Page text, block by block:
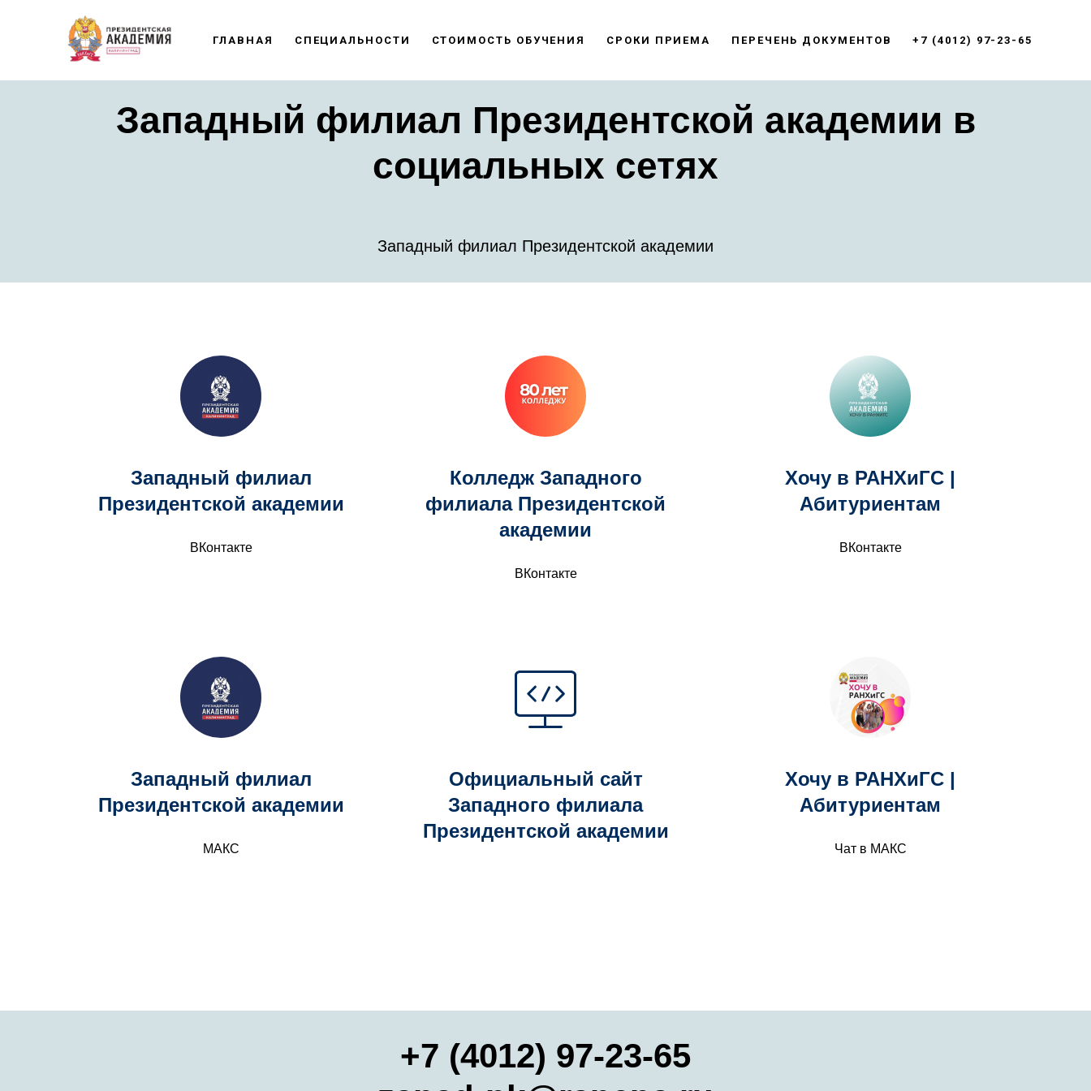
ГЛАВНАЯ СПЕЦИАЛЬНОСТИ СТОИМОСТЬ ОБУЧЕНИЯ СРОКИ ПРИЕМА ПЕРЕЧЕНЬ ДОКУМЕНТОВ +7 (4012) 97-23-65
Западный филиал Президентской академии в
социальных сетях
Западный филиал Президентской академии
Западный филиал
Президентской академии
ВКонтакте
Колледж Западного
филиала Президентской
академии
ВКонтакте
Хочу в РАНХиГС |
Абитуриентам
ВКонтакте
Западный филиал
Президентской академии
МАКС
Официальный сайт
Западного филиала
Президентской академии
Хочу в РАНХиГС |
Абитуриентам
Чат в МАКС
+7 (4012) 97-23-65